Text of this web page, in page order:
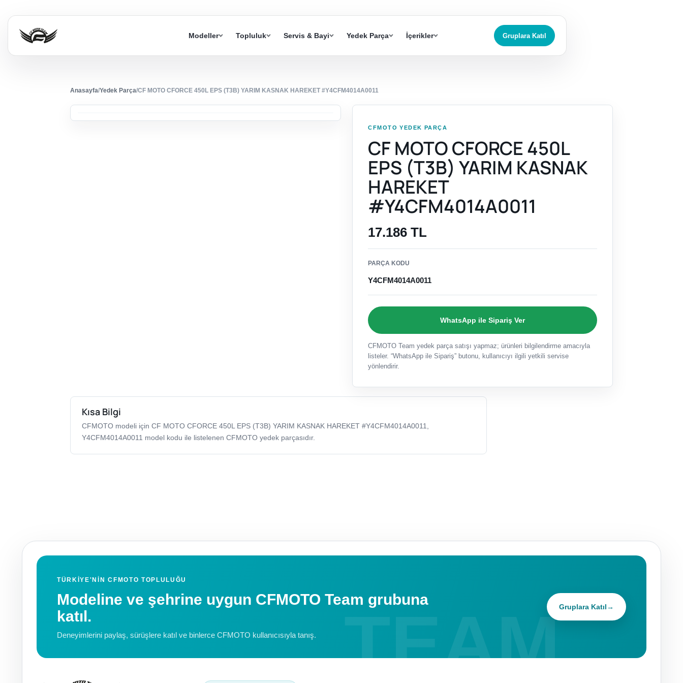
Modeller Topluluk Servis & Bayi Yedek Parça İçerikler Gruplara Katıl
Anasayfa/Yedek Parça/CF MOTO CFORCE 450L EPS (T3B) YARIM KASNAK HAREKET #Y4CFM4014A0011
CFMOTO YEDEK PARÇA
CF MOTO CFORCE 450L
EPS (T3B) YARIM KASNAK
HAREKET
#Y4CFM4014A0011
17.186 TL
PARÇA KODU
Y4CFM4014A0011
WhatsApp ile Sipariş Ver
CFMOTO Team yedek parça satışı yapmaz; ürünleri bilgilendirme amacıyla
listeler. “WhatsApp ile Sipariş” butonu, kullanıcıyı ilgili yetkili servise
yönlendirir.
Kısa Bilgi
CFMOTO modeli için CF MOTO CFORCE 450L EPS (T3B) YARIM KASNAK HAREKET #Y4CFM4014A0011,
Y4CFM4014A0011 model kodu ile listelenen CFMOTO yedek parçasıdır.
TÜRKIYE'NIN CFMOTO TOPLULUĞU
Modeline ve şehrine uygun CFMOTO Team grubuna
katıl.
Deneyimlerini paylaş, sürüşlere katıl ve binlerce CFMOTO kullanıcısıyla tanış.
Gruplara Katıl→